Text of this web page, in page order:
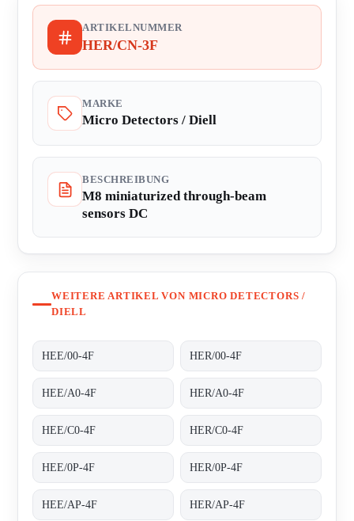
ARTIKELNUMMER
HER/CN-3F
MARKE
Micro Detectors / Diell
BESCHREIBUNG
M8 miniaturized through-beam
sensors DC
WEITERE ARTIKEL VON MICRO DETECTORS /
DIELL
HEE/00-4F HER/00-4F
HEE/A0-4F HER/A0-4F
HEE/C0-4F HER/C0-4F
HEE/0P-4F HER/0P-4F
HEE/AP-4F HER/AP-4F